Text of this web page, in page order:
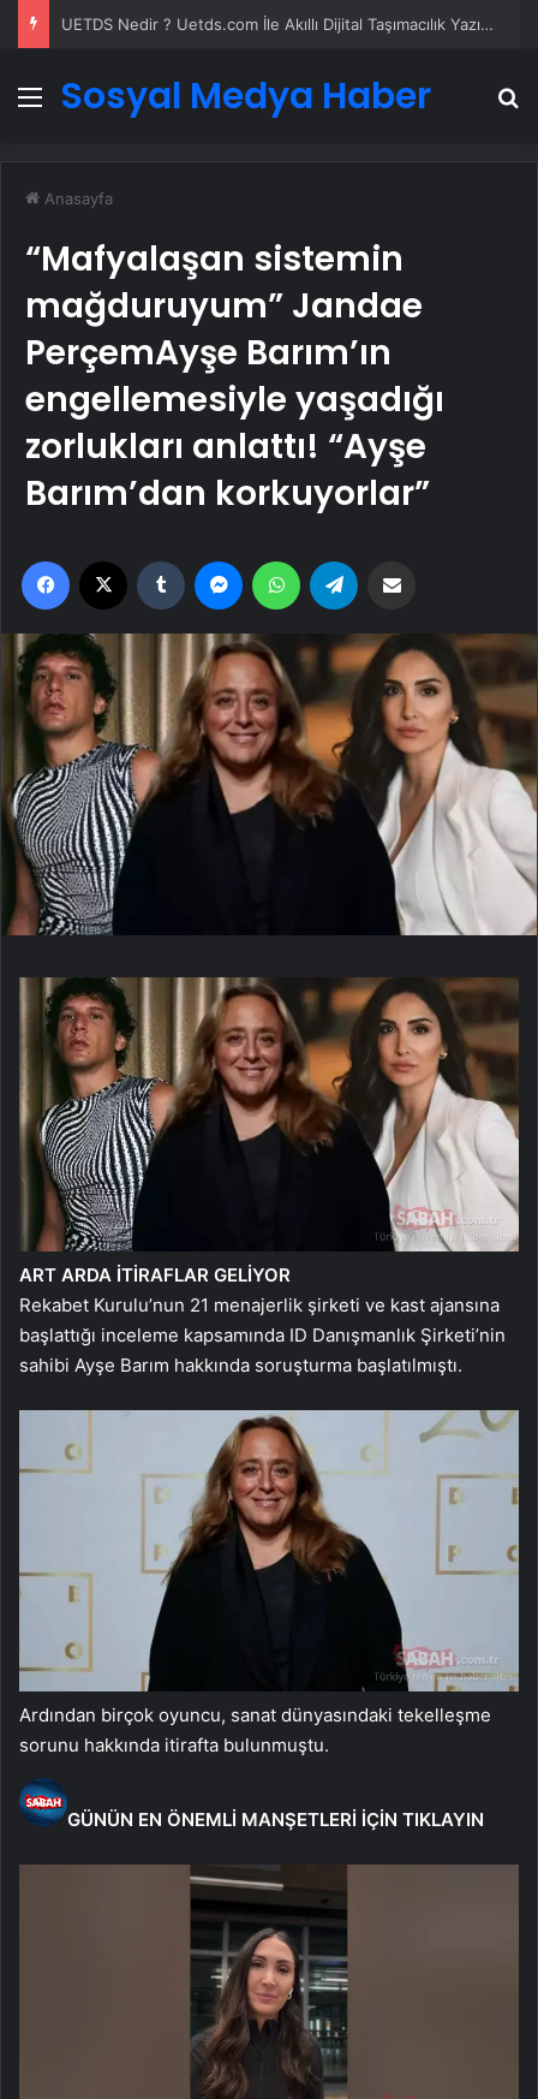
UETDS Nedir ? Uetds.com İle Akıllı Dijital Taşımacılık Yazılımı
Menü
Sosyal Medya Haber
Anasayfa
“Mafyalaşan sistemin
mağduruyum” Jandae
PerçemAyşe Barım’ın
engellemesiyle yaşadığı
zorlukları anlattı! “Ayşe
Barım’dan korkuyorlar”
Facebook Tumblr MessengerWhatsApp
ART ARDA İTİRAFLAR GELİYOR
Rekabet Kurulu’nun 21 menajerlik şirketi ve kast ajansına
başlattığı inceleme kapsamında ID Danışmanlık Şirketi’nin
sahibi Ayşe Barım hakkında soruşturma başlatılmıştı.
Ardından birçok oyuncu, sanat dünyasındaki tekelleşme
sorunu hakkında itirafta bulunmuştu.
GÜNÜN EN ÖNEMLİ MANŞETLERİ İÇİN TIKLAYIN